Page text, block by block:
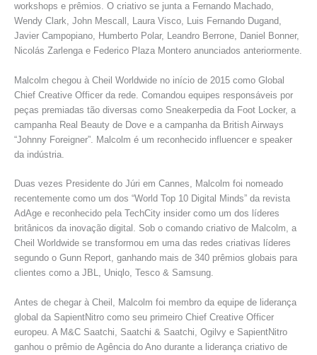
workshops e prêmios. O criativo se junta a Fernando Machado,
Wendy Clark, John Mescall, Laura Visco, Luis Fernando Dugand,
Javier Campopiano, Humberto Polar, Leandro Berrone, Daniel Bonner,
Nicolás Zarlenga e Federico Plaza Montero anunciados anteriormente.
Malcolm chegou à Cheil Worldwide no início de 2015 como Global
Chief Creative Officer da rede. Comandou equipes responsáveis por
peças premiadas tão diversas como Sneakerpedia da Foot Locker, a
campanha Real Beauty de Dove e a campanha da British Airways
“Johnny Foreigner”. Malcolm é um reconhecido influencer e speaker
da indústria.
Duas vezes Presidente do Júri em Cannes, Malcolm foi nomeado
recentemente como um dos “World Top 10 Digital Minds” da revista
AdAge e reconhecido pela TechCity insider como um dos líderes
britânicos da inovação digital. Sob o comando criativo de Malcolm, a
Cheil Worldwide se transformou em uma das redes criativas líderes
segundo o Gunn Report, ganhando mais de 340 prêmios globais para
clientes como a JBL, Uniqlo, Tesco & Samsung.
Antes de chegar à Cheil, Malcolm foi membro da equipe de liderança
global da SapientNitro como seu primeiro Chief Creative Officer
europeu. A M&C Saatchi, Saatchi & Saatchi, Ogilvy e SapientNitro
ganhou o prêmio de Agência do Ano durante a liderança criativo de